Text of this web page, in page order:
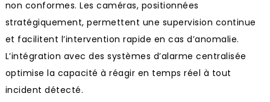
non conformes. Les caméras, positionnées
stratégiquement, permettent une supervision continue
et facilitent l’intervention rapide en cas d’anomalie.
L’intégration avec des systèmes d’alarme centralisée
optimise la capacité à réagir en temps réel à tout
incident détecté.